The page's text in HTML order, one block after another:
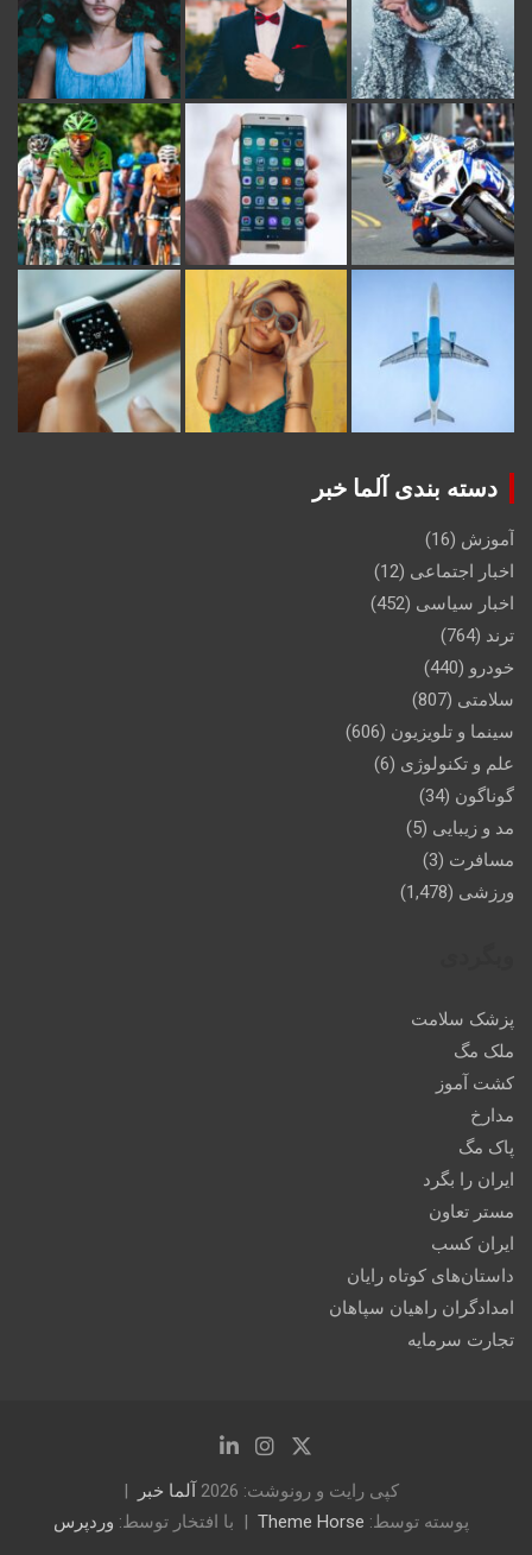
دسته بندی آلما خبر
آموزش (16)
اخبار اجتماعی (12)
اخبار سیاسی (452)
ترند (764)
خودرو (440)
سلامتی (807)
سینما و تلویزیون (606)
علم و تکنولوژی (6)
گوناگون (34)
مد و زیبایی (5)
مسافرت (3)
ورزشی (1,478)
پزشک سلامت
ملک مگ
کشت آموز
مدارخ
پاک مگ
ایران را بگرد
مستر تعاون
ایران کسب
داستان‌های کوتاه رایان
امدادگران راهیان سپاهان
تجارت سرمایه
کپی رایت و رونوشت: 2026
آلما خبر
پوسته توسط: Theme Horse با افتخار توسط: وردپرس